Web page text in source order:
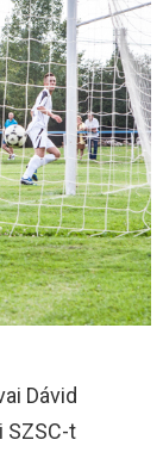
Dávid
SZSC-t